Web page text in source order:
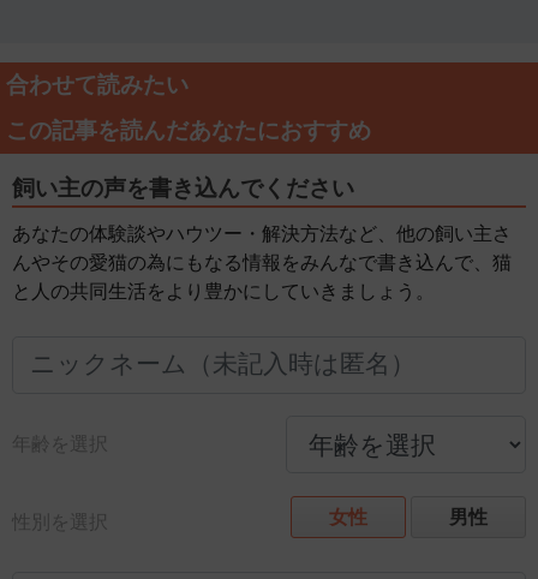
合わせて読みたい
この記事を読んだあなたにおすすめ
飼い主の声を書き込んでください
あなたの体験談やハウツー・解決方法など、他の飼い主さ
んやその愛猫の為にもなる情報をみんなで書き込んで、猫
と人の共同生活をより豊かにしていきましょう。
年齢を選択
性別を選択 女性 男性